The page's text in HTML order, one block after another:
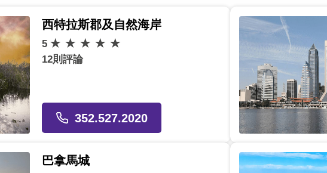
西特拉斯郡及自然海岸
5
12則評論
352.527.2020
巴拿馬城